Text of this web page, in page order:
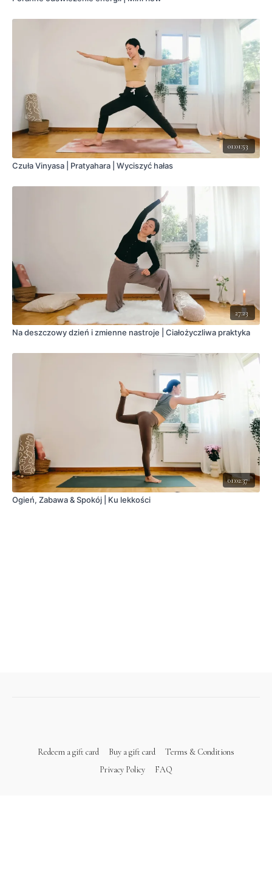
01:01:53
Czuła Vinyasa | Pratyahara | Wyciszyć hałas
27:23
Na deszczowy dzień i zmienne nastroje | Ciałożyczliwa praktyka
01:02:37
Ogień, Zabawa & Spokój | Ku lekkości
Redeem a gift card Buy a gift card
Terms & Conditions
Privacy Policy
FAQ